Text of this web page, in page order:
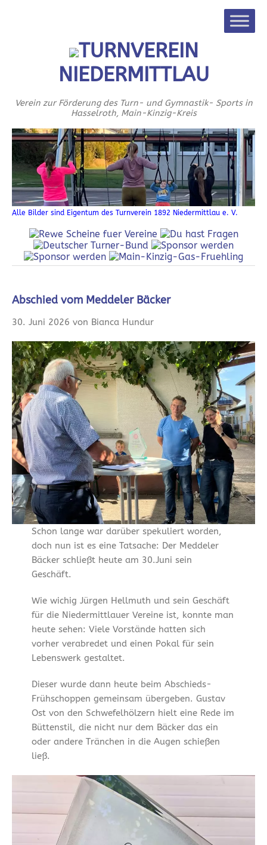
TURNVEREIN
NIEDERMITTLAU
Verein zur Förderung des Turn- und Gymnastik- Sports in
Hasselroth, Main-Kinzig-Kreis
Alle Bilder sind Eigentum des Turnverein 1892 Niedermittlau e. V.
Abschied vom Meddeler Bäcker
30. Juni 2026 von Bianca Hundur
Schon lange war darüber spekuliert worden,
doch nun ist es eine Tatsache: Der Meddeler
Bäcker schließt heute am 30.Juni sein
Geschäft.
Wie wichig Jürgen Hellmuth und sein Geschäft
für die Niedermittlauer Vereine ist, konnte man
heute sehen: Viele Vorstände hatten sich
vorher verabredet und einen Pokal für sein
Lebenswerk gestaltet.
Dieser wurde dann heute beim Abschieds-
Frühschoppen gemeinsam übergeben. Gustav
Ost von den Schwefelhölzern hielt eine Rede im
Büttenstil, die nicht nur dem Bäcker das ein
oder andere Tränchen in die Augen schießen
ließ.